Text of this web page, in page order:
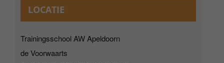
LOCATIE
Trainingsschool AW Apeldoorn
de Voorwaarts